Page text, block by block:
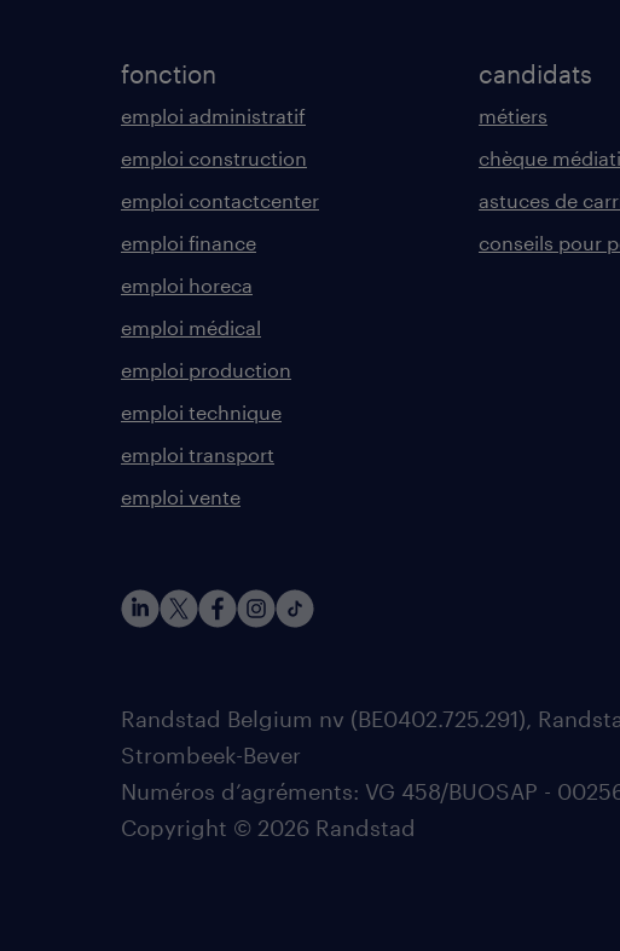
fonction
emploi administratif
emploi construction
emploi contactcenter
emploi finance
emploi horeca
emploi médical
emploi production
emploi technique
emploi transport
emploi vente
candidats
métiers
chèque
astuces de
conseils pour
Randstad Belgium nv (BE0402.725.291),
Strombeek-Bever
Numéros d’agréments: VG 458/BUOSAP -
Copyright © 2026 Randstad